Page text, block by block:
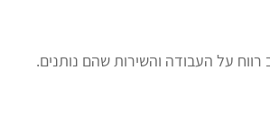
רווח על העבודה והשירות שהם נותנים.